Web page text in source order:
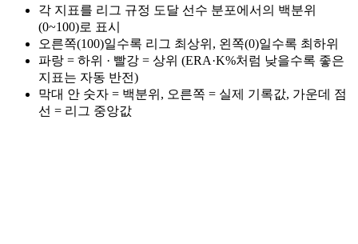
각 지표를 리그 규정 도달 선수 분포에서의 백분위
(0~100)로 표시
오른쪽(100)일수록 리그 최상위, 왼쪽(0)일수록 최하위
파랑 = 하위 · 빨강 = 상위 (ERA·K%처럼 낮을수록 좋은
지표는 자동 반전)
막대 안 숫자 = 백분위, 오른쪽 = 실제 기록값, 가운데 점
선 = 리그 중앙값